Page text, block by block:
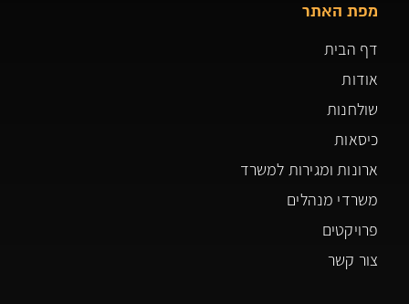
מפת האתר
דף הבית
אודות
שולחנות
כיסאות
ארונות ומגירות למשרד
משרדי מנהלים
פרויקטים
צור קשר